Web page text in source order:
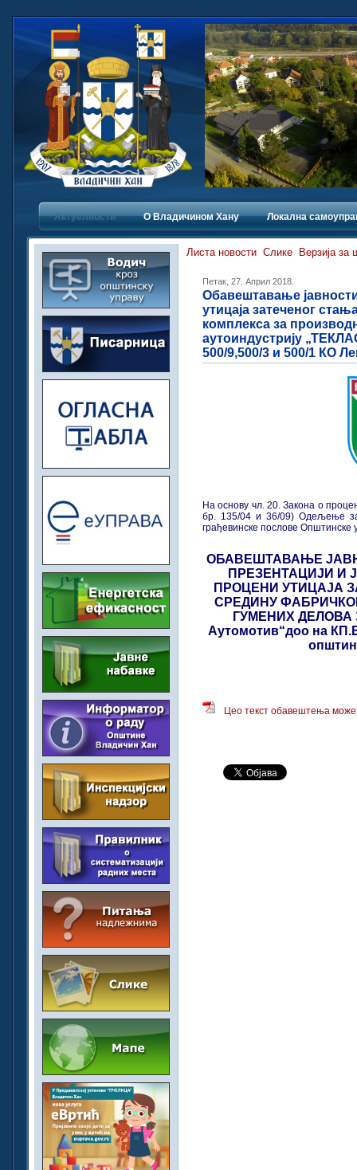
Актуелности О Владичинoм Хану Локална
Листа новости Слике Верзија за
Петак, 27. Април 2018.
Обавештавање
утицаја затеченог
комплекса за
аутоиндустрију
500/9,500/3 и 500/1 КО
На основу чл. 20. Закона о
бр. 135/04 и 36/09) Одељење
грађевинске послове
ОБАВЕШТАВАЊЕ
ПРЕЗЕНТАЦИЈИ И
ПРОЦЕНИ УТИЦАЈА
СРЕДИНУ
ГУМЕНИХ ДЕЛОВА
Аутомотив“доо на
Цео текст обавештења